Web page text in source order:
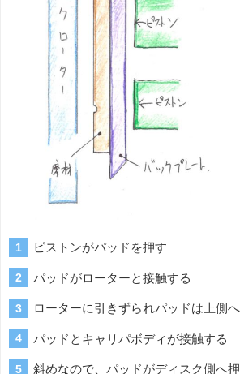
ピストンがパッドを押す
パッドがローターと接触する
ローターに引きずられパッドは上側
パッドとキャリパボディが接触する
斜めなので、パッドがディスク側へ